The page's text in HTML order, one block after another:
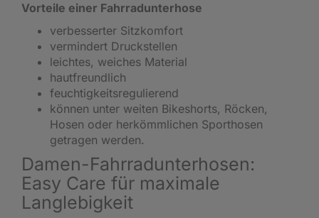
Vorteile einer Fahrradunterhose
verbesserter Sitzkomfort
vermindert Druckstellen
leichtes, weiches Material
hautfreundlich
feuchtigkeitsregulierend
können unter weiten Bikeshorts, Röcken,
Hosen oder herkömmlichen Sporthosen
getragen werden.
Damen-Fahrradunterhosen:
Easy Care für maximale
Langlebigkeit